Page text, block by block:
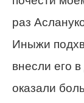
раз
Иныжи
внесли его
оказали